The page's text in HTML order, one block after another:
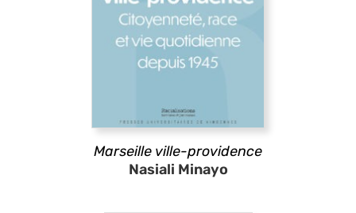
Marseille ville-providence
Nasiali Minayo